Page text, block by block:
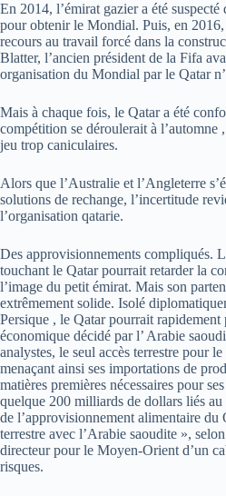
En 2014, l’émirat gazier a été
pour obtenir le Mondial. Puis, en
recours au travail forcé dans la
Blatter, l’ancien président de la Fifa
organisation du Mondial par le Qatar
Mais à chaque fois, le Qatar a été
compétition se déroulerait à l’automne
jeu trop caniculaires.
Alors que l’Australie et l’Angleterre
solutions de rechange, l’incertitude
l’organisation qatarie.
Des approvisionnements compliqués.
touchant le Qatar pourrait retarder la
l’image du petit émirat. Mais son
extrêmement solide. Isolé
Persique , le Qatar pourrait
économique décidé par l’ Arabie
analystes, le seul accès terrestre pour
menaçant ainsi ses importations de
matières premières nécessaires pour
quelque 200 milliards de dollars liés
de l’approvisionnement alimentaire du
terrestre avec l’Arabie saoudite »,
directeur pour le Moyen-Orient d’un
risques.